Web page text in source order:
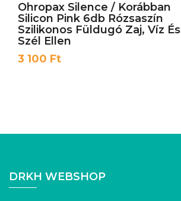
Ohropax Silence / Korábban
Silicon Pink 6db Rózsaszín
Szilikonos Füldugó Zaj, Víz És
Szél Ellen
Ár
3 100 Ft
DRKH WEBSHOP